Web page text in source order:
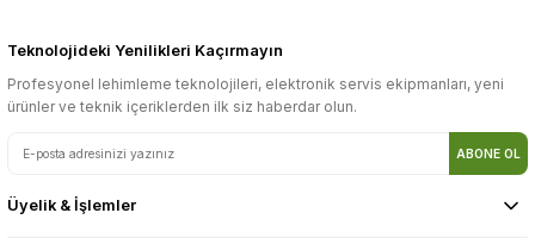
Teknolojideki Yenilikleri Kaçırmayın
Profesyonel lehimleme teknolojileri, elektronik servis ekipmanları, yeni
ürünler ve teknik içeriklerden ilk siz haberdar olun.
ABONE OL
Üyelik & İşlemler